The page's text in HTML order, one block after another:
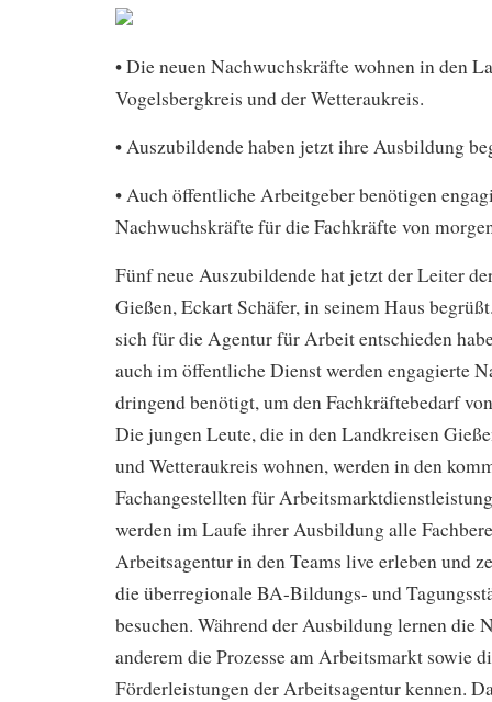
• Die neuen Nachwuchskräfte wohnen in den
Vogelsbergkreis und der Wetteraukreis.
• Auszubildende haben jetzt ihre Ausbildung
• Auch öffentliche Arbeitgeber benötigen
Nachwuchskräfte für die Fachkräfte von
Fünf neue Auszubildende hat jetzt der Leiter
Gießen, Eckart Schäfer, in seinem Haus
sich für die Agentur für Arbeit entschieden
auch im öffentliche Dienst werden engagierte
dringend benötigt, um den Fachkräftebedarf
Die jungen Leute, die in den Landkreisen
und Wetteraukreis wohnen, werden in den
Fachangestellten für
werden im Laufe ihrer Ausbildung alle
Arbeitsagentur in den Teams live erleben und
die überregionale BA-Bildungs- und
besuchen. Während der Ausbildung lernen die
anderem die Prozesse am Arbeitsmarkt sowie
Förderleistungen der Arbeitsagentur kennen.